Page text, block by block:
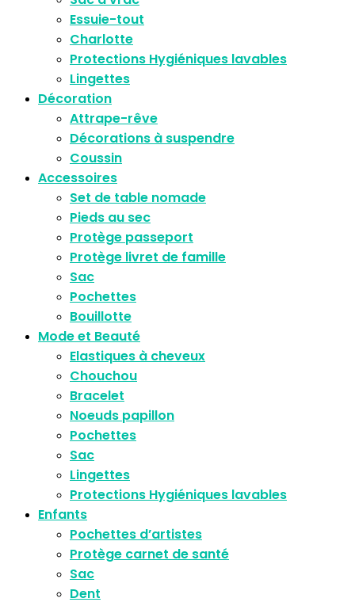
Essuie-tout
Charlotte
Protections Hygiéniques lavables
Lingettes
Décoration
Attrape-rêve
Décorations à suspendre
Coussin
Accessoires
Set de table nomade
Pieds au sec
Protège passeport
Protège livret de famille
Sac
Pochettes
Bouillotte
Mode et Beauté
Elastiques à cheveux
Chouchou
Bracelet
Noeuds papillon
Pochettes
Sac
Lingettes
Protections Hygiéniques lavables
Enfants
Pochettes d’artistes
Protège carnet de santé
Sac
Dent